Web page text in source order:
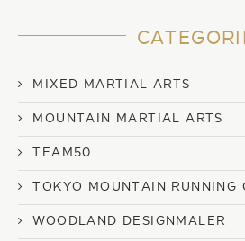
MIXED MARTIAL ARTS
MOUNTAIN MARTIAL ARTS
TEAM50
TOKYO MOUNTAIN RUNNING
WOODLAND DESIGNMALER